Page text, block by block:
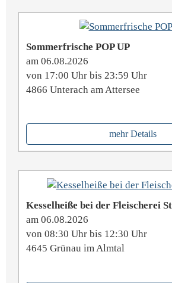
Sommerfrische POP UP
am 06.08.2026
von 17:00 Uhr bis 23:59 Uhr
4866 Unterach am Attersee
mehr Details
Kesselheiße bei der Fleischerei
am 06.08.2026
von 08:30 Uhr bis 12:30 Uhr
4645 Grünau im Almtal